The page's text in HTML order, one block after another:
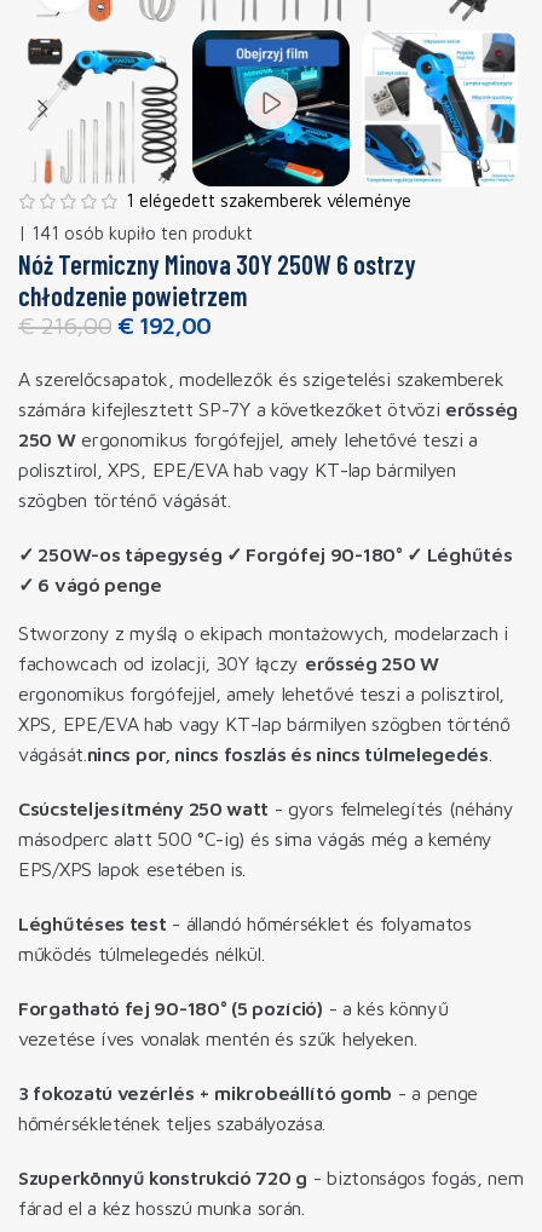
1 elégedett szakemberek véleménye
| 141 osób kupiło ten produkt
Nóż Termiczny Minova 30Y 250W 6 ostrzy
chłodzenie powietrzem
€216,00 € 192,00
A szerelőcsapatok, modellezők és szigetelési szakemberek
számára kifejlesztett SP-7Y a következőket ötvözi erősség
250 Wergonomikus forgófejjel, amely lehetővé teszi a
polisztirol, XPS, EPE/EVA hab vagy KT-lap bármilyen
szögben történő vágását.
✓ 250W-os tápegység ✓ Forgófej 90-180° ✓ Léghűtés
✓ 6 vágó penge
Stworzony z myślą o ekipach montażowych, modelarzach i
fachowcach od izolacji, 30Y łączy erősség 250 W
ergonomikus forgófejjel, amely lehetővé teszi a polisztirol,
XPS, EPE/EVA hab vagy KT-lap bármilyen szögben történő
vágását. nincs por, nincs foszlás és nincs túlmelegedés
Csúcsteljesítmény 250 watt - gyors felmelegítés (néhány
másodperc alatt 500 °C-ig) és sima vágás még a kemény
EPS/XPS lapok esetében is.
Léghűtéses test - állandó hőmérséklet és folyamatos
működés túlmelegedés nélkül.
Forgatható fej 90-180° (5 pozíció) - a kés könnyű
vezetése íves vonalak mentén és szűk helyeken.
3 fokozatú vezérlés + mikrobeállító gomb - a penge
hőmérsékletének teljes szabályozása.
Szuperkönnyű konstrukció 720 g - biztonságos fogás, nem
fárad el a kéz hosszú munka során.